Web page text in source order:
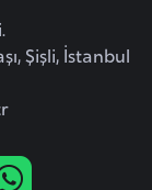
Şişli, İstanbul